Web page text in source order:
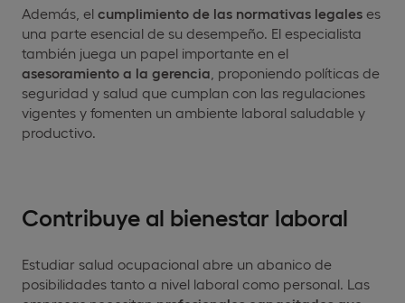
Además, el cumplimiento de las normativas legales es
una parte esencial de su desempeño. El especialista
también juega un papel importante en el
asesoramiento a la gerencia , proponiendo políticas de
seguridad y salud que cumplan con las regulaciones
vigentes y fomenten un ambiente laboral saludable y
productivo.
Contribuye al bienestar laboral
Estudiar salud ocupacional abre un abanico de
posibilidades tanto a nivel laboral como personal. Las